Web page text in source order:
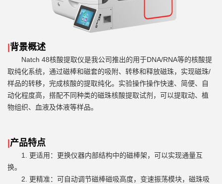
背景概述
Natch 48核酸提取仪是我公司推出的用于DNA/RNA等的核酸提
取纯化系统，通过磁棒和磁套的吸附、转移和释放磁珠，实现磁珠/
样品的转移，完成核酸的提取纯化。实验操作操作快速、简便、自
动化程度高，搭配不同种类的磁珠核酸提取试剂，可以提取动、植
物组织、血液及体液等样品。
产品特点
1. 更适用：更换仪器内部结构中的磁棒架，可以实现通量互
换。
2. 更精准：可自动调节磁棒磁吸高度，变速振荡模块，磁珠吸